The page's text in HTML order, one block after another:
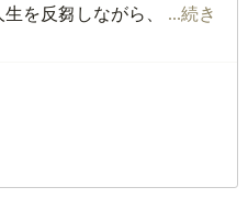
を反芻しながら、 ...続き